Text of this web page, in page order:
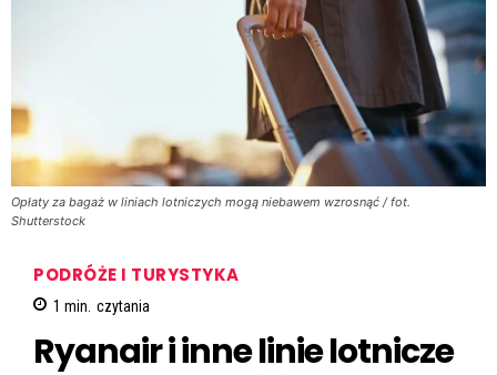
Opłaty za bagaż w liniach lotniczych mogą niebawem wzrosnąć / fot.
Shutterstock
PODRÓŻE I TURYSTYKA
1 min. czytania
Ryanair i inne linie lotnicze